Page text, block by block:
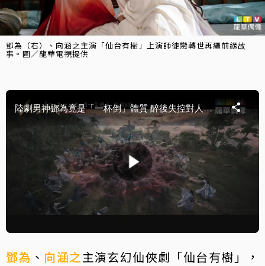
鄧為（右）、向涵之主演「仙台有樹」上演師徒戀轉世再續前緣故
事。圖／龍華電視提供
鄧為 、 向涵之主演玄幻仙俠劇「仙台有樹」，